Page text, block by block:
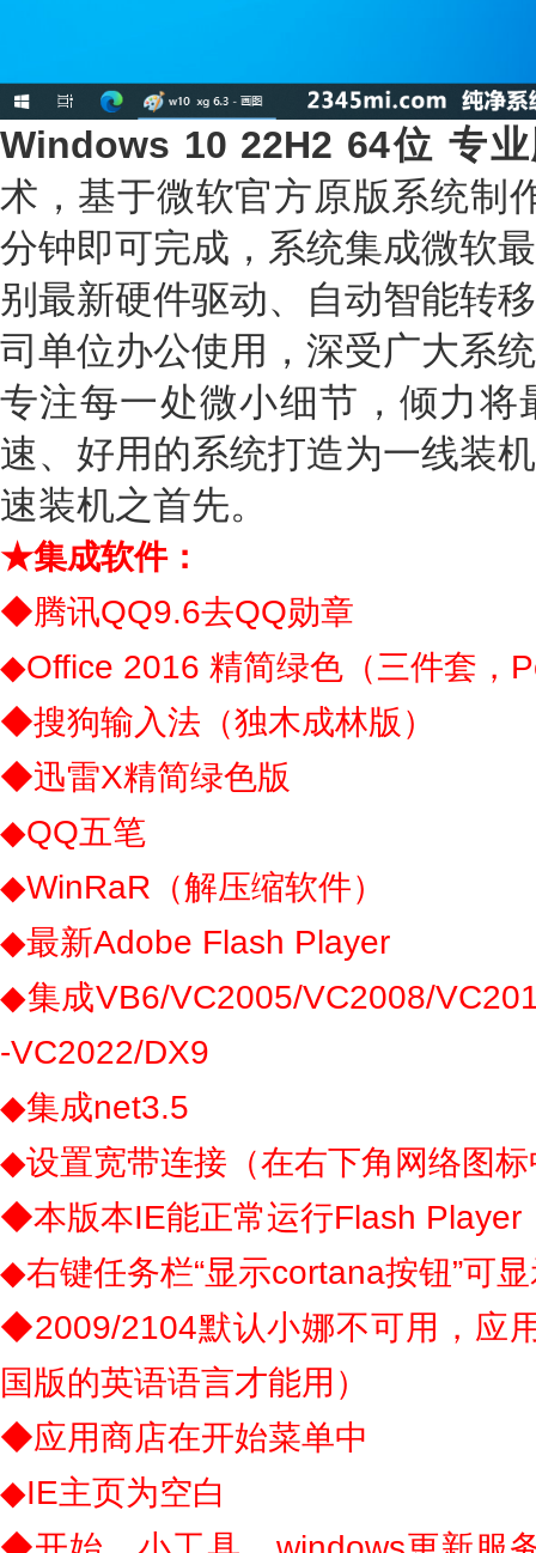
Windows 10 22H2 64位 专
术，基于微软官方原版系统制
分钟即可完成，系统集成微软
别最新硬件驱动、自动智能转
司单位办公使用，深受广大系
专注每一处微小细节，倾力
速、好用的系统打造为一线装
速装机之首先。
★集成软件：
◆腾讯QQ9.6去QQ勋章
◆Office 2016 精简绿色（三件套，
◆搜狗输入法（独木成林版）
◆迅雷X精简绿色版
◆QQ五笔
◆WinRaR（解压缩软件）
◆最新Adobe Flash Player
◆集成VB6/VC2005/VC2008/
-VC2022/DX9
◆集成net3.5
◆设置宽带连接（在右下角网络图
◆本版本IE能正常运行Flash Player
◆右键任务栏“显示cortana按钮”可
◆2009/2104默认小娜不可用，应
国版的英语语言才能用）
◆应用商店在开始菜单中
◆IE主页为空白